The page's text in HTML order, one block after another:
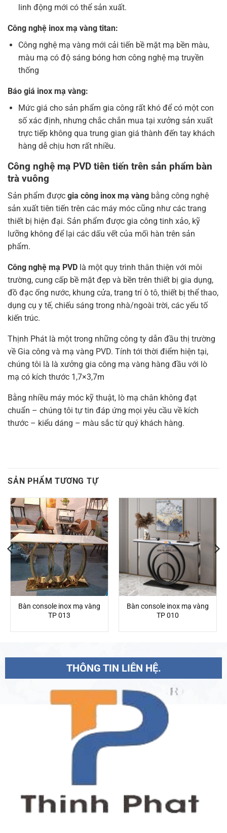
linh động mới có thể sản xuất.
Công nghệ inox mạ vàng titan:
Công nghệ mạ vàng mới cải tiến bề mặt mạ bền màu,
màu mạ có độ sáng bóng hơn công nghệ mạ truyền
thống
Báo giá inox mạ vàng:
Mức giá cho sản phẩm gia công rất khó để có một con
số xác định, nhưng chắc chắn mua tại xưởng sản xuất
trực tiếp không qua trung gian giá thành đến tay khách
hàng dễ chịu hơn rất nhiều.
Công nghệ mạ PVD tiên tiến trên sản phẩm bàn
trà vuông
Sản phẩm được gia công inox mạ vàng bằng công nghệ
sản xuất tiên tiến trên các máy móc cũng như các trang
thiết bị hiện đại. Sản phẩm được gia công tinh xảo, kỹ
lưỡng không để lại các dấu vết của mối hàn trên sản
phẩm.
Công nghệ mạ PVD là một quy trình thân thiện với môi
trường, cung cấp bề mặt đẹp và bền trên thiết bị gia dụng,
đồ đạc ống nước, khung cửa, trang trí ô tô, thiết bị thể thao,
dụng cụ y tế, chiếu sáng trong nhà/ngoài trời, các yếu tố
kiến ​​trúc.
Thịnh Phát là một trong những công ty dẫn đầu thị trường
về Gia công và mạ vàng PVD. Tính tới thời điểm hiện tại,
chúng tôi là là xưởng gia công mạ vàng hàng đầu với lò
mạ có kích thước 1,7×3,7m
Bằng nhiều máy móc kỹ thuật, lò mạ chân không đạt
chuẩn – chúng tôi tự tin đáp ứng mọi yêu cầu về kích
thước – kiểu dáng – màu sắc từ quý khách hàng.
SẢN PHẨM TƯƠNG TỰ
Bàn console inox mạ vàng
TP 013
Bàn console inox mạ vàng
TP 010
THÔNG TIN LIÊN HỆ.